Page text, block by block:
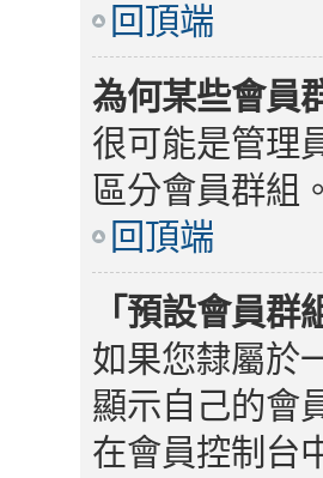
回頂端
為何某些會員
很可能是管理
區分會員群組。
回頂端
「預設會員群
如果您隸屬於
顯示自己的會
在會員控制台